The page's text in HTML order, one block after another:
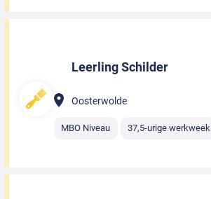
Leerling Schilder
Oosterwolde
MBO Niveau 37,5-urige werkweek